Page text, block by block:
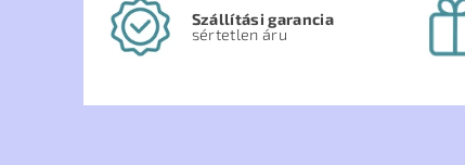
Szállítási garancia
sértetlen áru